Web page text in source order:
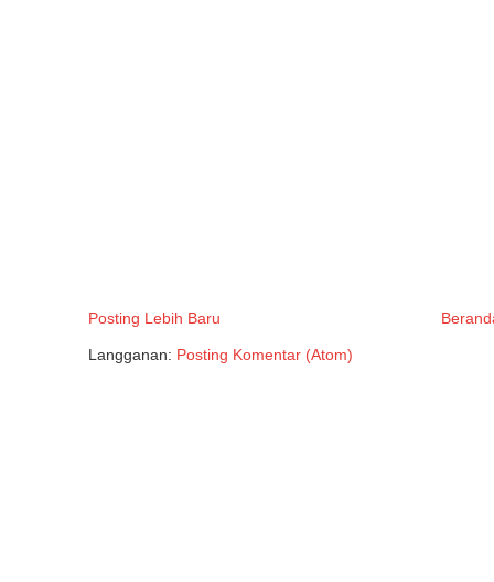
Posting Lebih Baru
Langganan: Posting Komentar (Atom)